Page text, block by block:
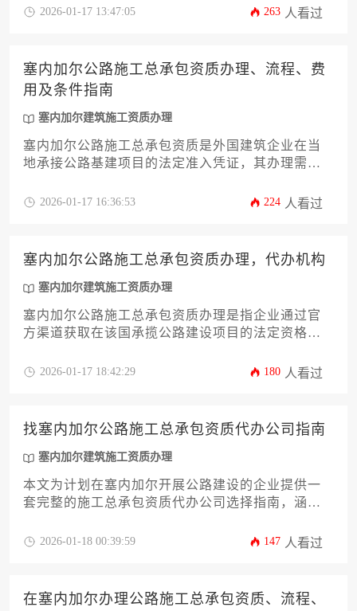
化合规及审批流程等核心环节，选择经验丰富的代
2026-01-17 13:47:05 263 人看过
塞内加尔公路施工总承包资质办理、流程、费
用及条件指南
塞内加尔建筑施工资质办理
塞内加尔公路施工总承包资质是外国建筑企业在当
地承接公路基建项目的法定准入凭证，其办理需严
术能力审核、财务状况评估等多层流程，整体周期
2026-01-17 16:36:53 224 人看过
塞内加尔公路施工总承包资质办理，代办机构
塞内加尔建筑施工资质办理
塞内加尔公路施工总承包资质办理是指企业通过官
方渠道获取在该国承揽公路建设项目的法定资格，
专业服务机构。对于计划进入塞内加尔基建市场的
2026-01-17 18:42:29 180 人看过
找塞内加尔公路施工总承包资质代办公司指南
塞内加尔建筑施工资质办理
本文为计划在塞内加尔开展公路建设的企业提供一
套完整的施工总承包资质代办公司选择指南，涵盖
标准、成本控制策略等十二个核心维度，帮助企业
2026-01-18 00:39:59 147 人看过
在塞内加尔办理公路施工总承包资质、流程、